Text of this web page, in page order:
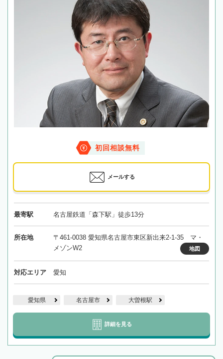
初回相談無料
メールする
最寄駅 名古屋鉄道「森下駅」徒歩13分
所在地
〒461-0038 愛知県名古屋市東区新出来2-1-35 マ・
メゾンW2
地図
対応エリア 愛知
愛知県 名古屋市 大曽根駅
詳細を見る